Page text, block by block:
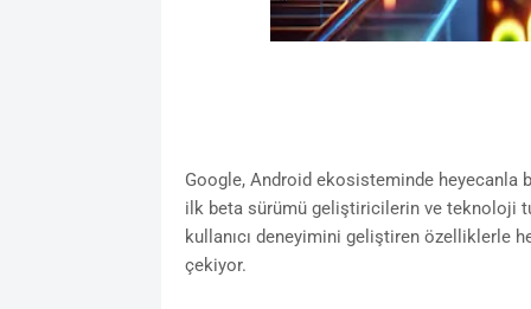
Google, Android ekosisteminde heyecanla
ilk beta sürümü geliştiricilerin ve teknoloji
kullanıcı deneyimini geliştiren özelliklerle
çekiyor.